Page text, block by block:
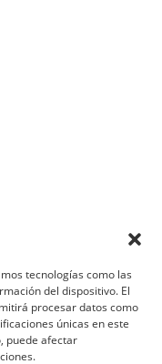
tecnologías como las
del dispositivo. El
procesar datos como
únicas en este
puede afectar
·Política de